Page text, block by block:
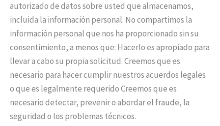
autorizado de datos sobre usted que almacenamos,
incluida la información personal. No compartimos la
información personal que nos ha proporcionado sin su
consentimiento, a menos que: Hacerlo es apropiado para
llevar a cabo su propia solicitud. Creemos que es
necesario para hacer cumplir nuestros acuerdos legales
o que es legalmente requerido Creemos que es
necesario detectar, prevenir o abordar el fraude, la
seguridad o los problemas técnicos.